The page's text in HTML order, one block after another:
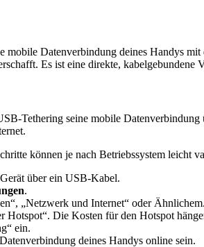
Datenverbindung deines Handys
Es ist eine direkte, kabelgebundene
Tethering seine mobile
können je nach Betriebssystem leicht
über ein USB-Kabel.
.
„Netzwerk und Internet“ oder Ähnlichem.
Hotspot“. Die Kosten für den Hotspot
ein.
deines Handys online sein.